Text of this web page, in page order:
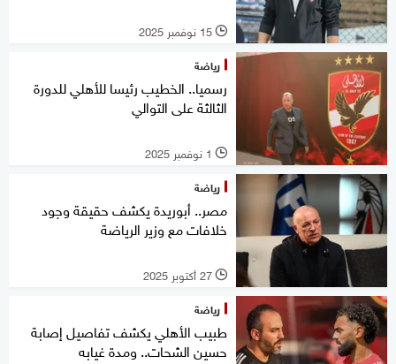
l 15 نوفمبر 2025
رياضة
رسميا.. الخطيب رئيسا للأهلي للدورة
الثالثة على التوالي
l 1 نوفمبر 2025
رياضة
مصر.. أبوريدة يكشف حقيقة وجود
خلافات مع وزير الرياضة
l 27 أكتوبر 2025
رياضة
طبيب الأهلي يكشف تفاصيل إصابة
حسين الشحات.. ومدة غيابه